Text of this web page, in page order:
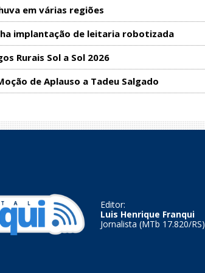
em várias regiões
implantação de leitaria robotizada
Rurais Sol a Sol 2026
de Aplauso a Tadeu Salgado
Editor:
Luis Henrique Franqui
Jornalista (MTb 17.820/RS)